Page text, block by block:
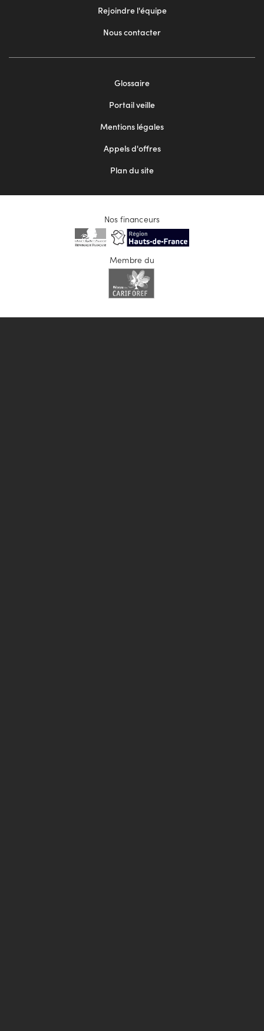
Rejoindre l'équipe
Nous contacter
Glossaire
Portail veille
Mentions légales
Appels d'offres
Plan du site
Nos financeurs
Membre du